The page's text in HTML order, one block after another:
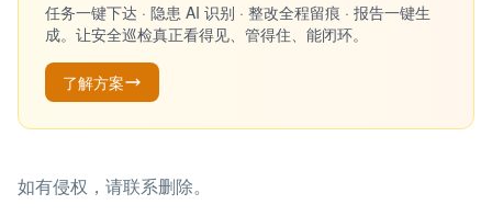
任务一键下达 · 隐患 AI 识别 · 整改全程留痕 · 报告一键生
成。让安全巡检真正看得见、管得住、能闭环。
了解方案
如有侵权，请联系删除。